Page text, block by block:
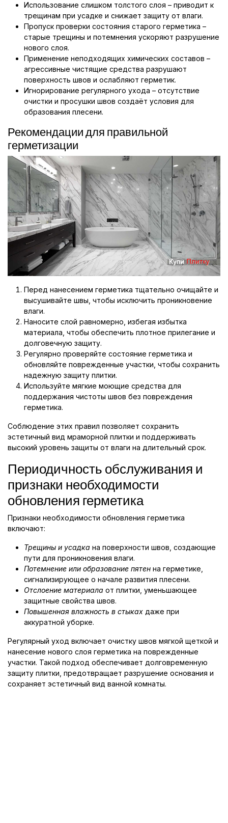
Использование слишком толстого слоя – приводит к
трещинам при усадке и снижает защиту от влаги.
Пропуск проверки состояния старого герметика –
старые трещины и потемнения ускоряют разрушение
нового слоя.
Применение неподходящих химических составов –
агрессивные чистящие средства разрушают
поверхность швов и ослабляют герметик.
Игнорирование регулярного ухода – отсутствие
очистки и просушки швов создаёт условия для
образования плесени.
Рекомендации для правильной
герметизации
Перед нанесением герметика тщательно очищайте и
высушивайте швы, чтобы исключить проникновение
влаги.
Наносите слой равномерно, избегая избытка
материала, чтобы обеспечить плотное прилегание и
долговечную защиту.
Регулярно проверяйте состояние герметика и
обновляйте поврежденные участки, чтобы сохранить
надежную защиту плитки.
Используйте мягкие моющие средства для
поддержания чистоты швов без повреждения
герметика.
Соблюдение этих правил позволяет сохранить
эстетичный вид мраморной плитки и поддерживать
высокий уровень защиты от влаги на длительный срок.
Периодичность обслуживания и
признаки необходимости
обновления герметика
Признаки необходимости обновления герметика
включают:
Трещины и усадка на поверхности швов, создающие
пути для проникновения влаги.
Потемнение или образование пятен на герметике,
сигнализирующее о начале развития плесени.
Отслоение материала от плитки, уменьшающее
защитные свойства швов.
Повышенная влажность в стыках даже при
аккуратной уборке.
Регулярный уход включает очистку швов мягкой щеткой и
нанесение нового слоя герметика на поврежденные
участки. Такой подход обеспечивает долговременную
защиту плитки, предотвращает разрушение основания и
сохраняет эстетичный вид ванной комнаты.